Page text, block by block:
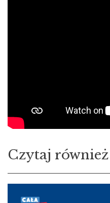
Czytaj również